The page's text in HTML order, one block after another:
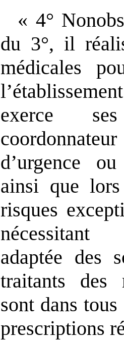
« 4°
du 3°, il
médicales
exerce
d’urgence
ainsi que
risques
nécessitant
adaptée des
traitants des
sont dans
prescriptions